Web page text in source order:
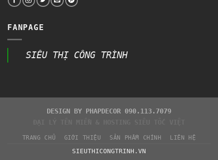
FANPAGE
SIÊU THỊ CÔNG TRÌNH
DESIGN BY PHAPDECOR 090.113.7079
SIÊU TỐC VIỆT
TRANG CHỦ GIỚI THIỆU SẢN PHẨM CHÍNH LIÊN HỆ
SIEUTHICONGTRINH.VN